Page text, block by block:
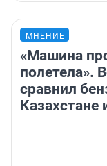
МНЕНИЕ
«Машина
полетела».
сравнил
Казахстане